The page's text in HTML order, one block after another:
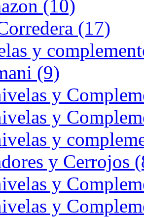
(10)
(17)
y
(9)
y
y
y
y Cerrojos
y
y